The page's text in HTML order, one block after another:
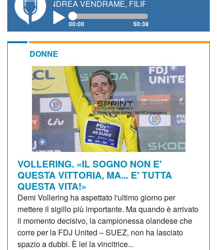
VENDRAME, FILIPPO FIORELLI
00:00 50:38
DONNE
VOLLERING. «IL SOGNO NON E'
QUESTA VITTORIA, MA... E' TUTTA
QUESTA VITA!»
Demi Vollering ha aspettato l'ultimo giorno per
mettere il sigillo più importante. Ma quando è arrivato
il momento decisivo, la campionessa olandese che
corre per la FDJ United – SUEZ, non ha lasciato
spazio a dubbi. È lei la vincitrice...